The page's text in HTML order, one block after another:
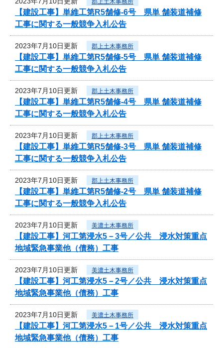
郡上土木事務所
【建設工事】単維工第R5舗修-6号 県単 舗装道補修
工事に関する一般競争入札公告
2023年7月10日更新 郡上土木事務所
【建設工事】単維工第R5舗修-5号 県単 舗装道補修
工事に関する一般競争入札公告
2023年7月10日更新 郡上土木事務所
【建設工事】単維工第R5舗修-4号 県単 舗装道補修
工事に関する一般競争入札公告
2023年7月10日更新 郡上土木事務所
【建設工事】単維工第R5舗修-3号 県単 舗装道補修
工事に関する一般競争入札公告
2023年7月10日更新 郡上土木事務所
【建設工事】単維工第R5舗修-2号 県単 舗装道補修
工事に関する一般競争入札公告
2023年7月10日更新 美濃土木事務所
【建設工事】河工第浸水5－3号／公共 浸水対策重点
地域緊急事業他（債務）工事
2023年7月10日更新 美濃土木事務所
【建設工事】河工第浸水5－2号／公共 浸水対策重点
地域緊急事業他（債務）工事
2023年7月10日更新 美濃土木事務所
【建設工事】河工第浸水5－1号／公共 浸水対策重点
地域緊急事業他（債務）工事